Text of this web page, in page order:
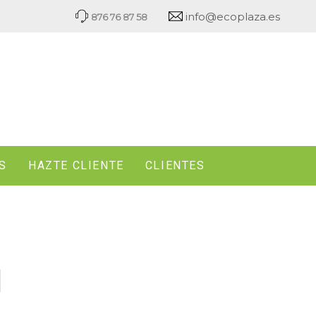
876 76 87 58 info@ecoplaza.es
HAZTE CLIENTE CLIENTES